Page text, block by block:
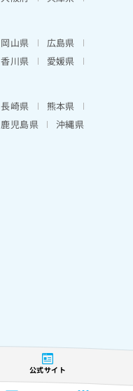
公式サイト
岡山県
広島県
香川県
愛媛県
長崎県
熊本県
鹿児島県 沖縄県